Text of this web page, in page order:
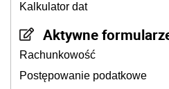
Kalkulator dat
Aktywne
Rachunkowość
Postępowanie podatkowe